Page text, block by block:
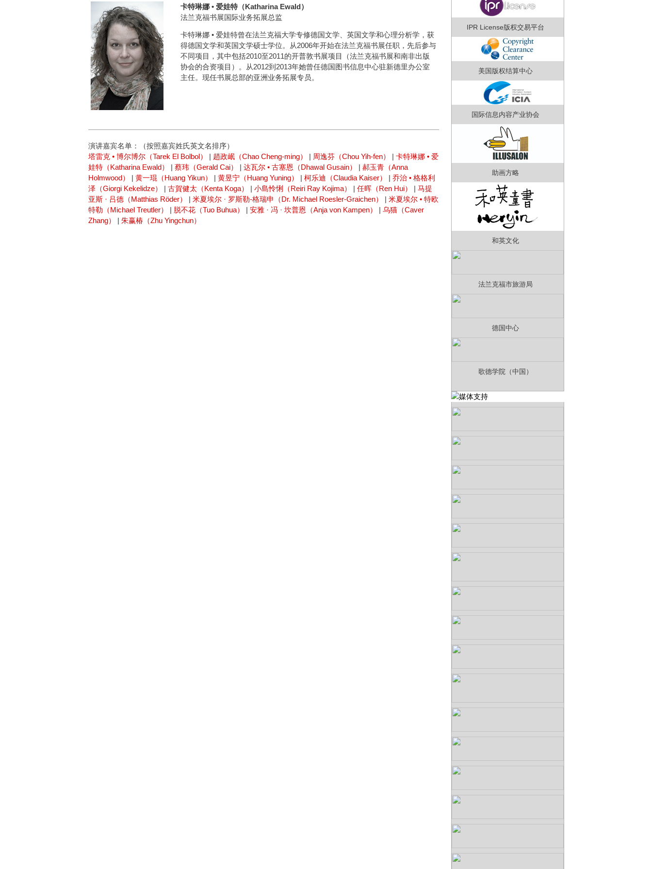
卡特琳娜 • 爱娃特（Katharina Ewald）
法兰克福书展国际业务拓展总监
卡特琳娜 • 爱娃特曾在法兰克福大学专修德国文学、英国文学和心理分析学，获
得德国文学和英国文学硕士学位。从2006年开始在法兰克福书展任职，先后参与
不同项目，其中包括2010至2011的开普敦书展项目（法兰克福书展和南非出版
协会的合资项目）。从2012到2013年她曾任德国图书信息中心驻新德里办公室
主任。现任书展总部的亚洲业务拓展专员。
演讲嘉宾名单：（按照嘉宾姓氏英文名排序）
塔雷克 • 博尔博尔（Tarek El Bolbol）
| 趙政岷（Chao Cheng-ming） | 周逸芬（Chou Yih-fen） | 卡特琳娜 • 爱
娃特（Katharina Ewald）
| 蔡玮（Gerald Cai） | 达瓦尔 • 古塞恩（Dhawal Gusain） | 郝玉青（Anna
Holmwood）
| 黄一琨（Huang Yikun） | 黄昱宁（Huang Yuning） | 柯乐迪（Claudia Kaiser） | 乔治 • 格格利
泽（Giorgi Kekelidze）
| 古賀健太（Kenta Koga） | 小島怜悧（Reiri Ray Kojima） | 任晖（Ren Hui） | 马提
亚斯 · 吕德（Matthias Röder）
| 米夏埃尔 · 罗斯勒-格瑞申（Dr. Michael Roesler-Graichen） | 米夏埃尔 • 特欧
特勒（Michael Treutler）
| 脱不花（Tuo Buhua） | 安雅 · 冯 · 坎普恩（Anja von Kampen） | 乌猫（Caver
Zhang）
| 朱赢椿（Zhu Yingchun）
IPR License版权交易平台
美国版权结算中心
国际信息内容产业协会
助画方略
和英文化
法兰克福市旅游局
德国中心
歌德学院（中国）